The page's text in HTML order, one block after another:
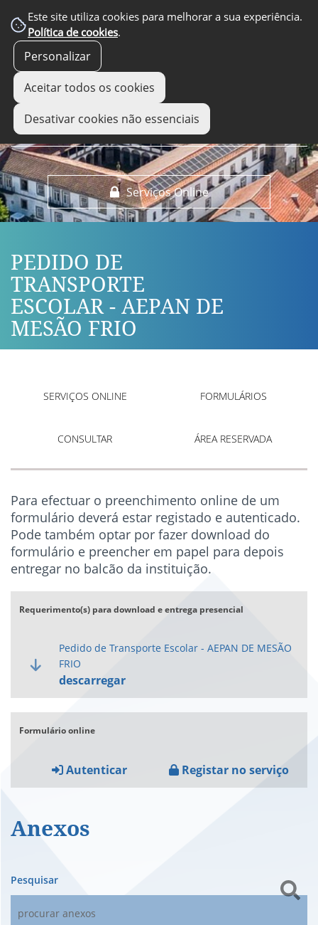
Este site utiliza cookies para melhorar a sua experiência.
Política de cookies.
Personalizar
Aceitar todos os cookies
Desativar cookies não essenciais
Serviços Online
EM DESTAQUE
PEDIDO DE
TRANSPORTE
ESCOLAR - AEPAN DE
MESÃO FRIO
SERVIÇOS ONLINE FORMULÁRIOS
CONSULTAR ÁREA RESERVADA
Para efectuar o preenchimento online de um
formulário deverá estar registado e autenticado.
Pode também optar por fazer download do
formulário e preencher em papel para depois
entregar no balcão da instituição.
Requerimento(s) para download e entrega presencial
Pedido de Transporte Escolar - AEPAN DE MESÃO
FRIO
descarregar
Formulário online
Autenticar Registar no serviço
Anexos
Pesquisar